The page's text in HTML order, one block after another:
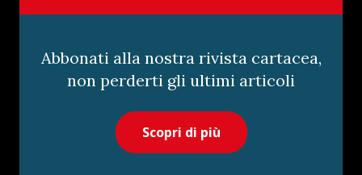
Abbonati alla nostra rivista cartacea,
non perderti gli ultimi articoli
Scopri di più